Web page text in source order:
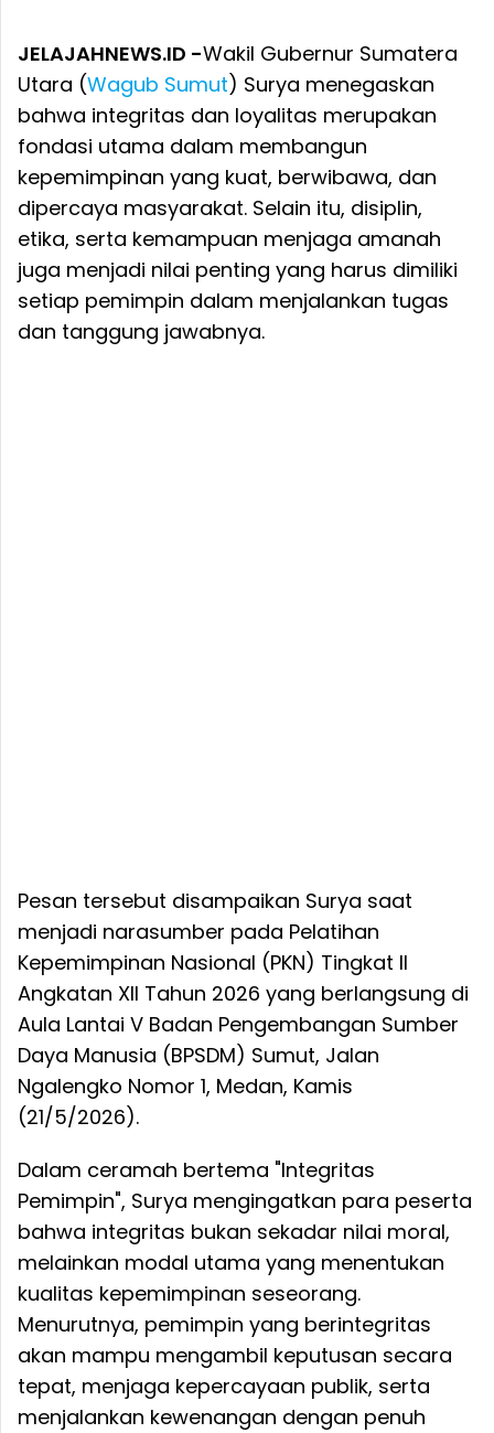
JELAJAHNEWS.ID -Wakil Gubernur Sumatera
Utara (Wagub Sumut) Surya menegaskan
bahwa integritas dan loyalitas merupakan
fondasi utama dalam membangun
kepemimpinan yang kuat, berwibawa, dan
dipercaya masyarakat. Selain itu, disiplin,
etika, serta kemampuan menjaga amanah
juga menjadi nilai penting yang harus dimiliki
setiap pemimpin dalam menjalankan tugas
dan tanggung jawabnya.
Pesan tersebut disampaikan Surya saat
menjadi narasumber pada Pelatihan
Kepemimpinan Nasional (PKN) Tingkat II
Angkatan XII Tahun 2026 yang berlangsung di
Aula Lantai V Badan Pengembangan Sumber
Daya Manusia (BPSDM) Sumut, Jalan
Ngalengko Nomor 1, Medan, Kamis
(21/5/2026).
Dalam ceramah bertema "Integritas
Pemimpin", Surya mengingatkan para peserta
bahwa integritas bukan sekadar nilai moral,
melainkan modal utama yang menentukan
kualitas kepemimpinan seseorang.
Menurutnya, pemimpin yang berintegritas
akan mampu mengambil keputusan secara
tepat, menjaga kepercayaan publik, serta
menjalankan kewenangan dengan penuh